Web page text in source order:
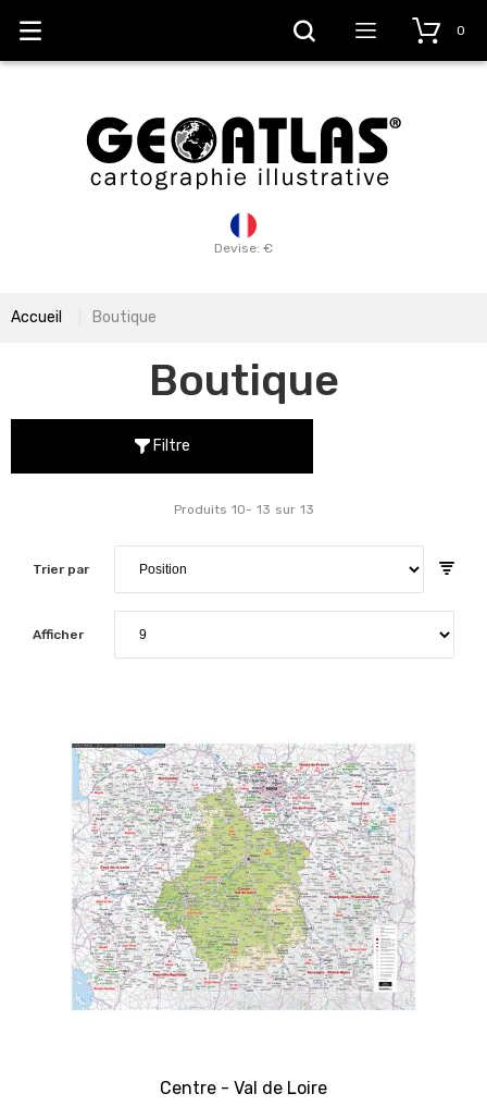
Devise: €
0
Accueil Boutique
Boutique
Filtre
Trier par
Produits 10- 13 sur 13
Afficher
Centre - Val de Loire